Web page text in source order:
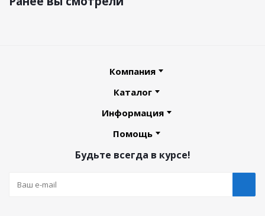
Компания
Каталог
Информация
Помощь
Будьте всегда в курсе!